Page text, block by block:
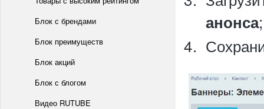
Блок с брендами
Блок преимуществ
Блок акций
Блок с блогом
Видео RUTUBE
анонса;